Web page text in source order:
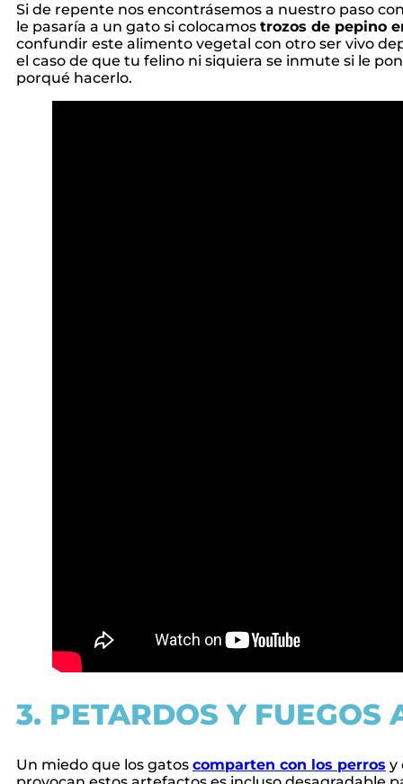
Si de repente nos encontrásemos a nuestro paso
le pasaría a un gato si colocamos trozos de pepino
confundir este alimento vegetal con otro ser vivo
el caso de que tu felino ni siquiera se inmute si le
porqué hacerlo.
3. PETARDOS Y FUEGOS
Un miedo que los gatos comparten con los perros y